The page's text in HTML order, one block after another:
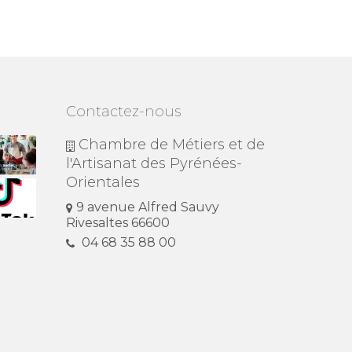
Contactez-nous
Chambre de Métiers et de
l'Artisanat des Pyrénées-
Orientales
9 avenue Alfred Sauvy
Rivesaltes 66600
04 68 35 88 00